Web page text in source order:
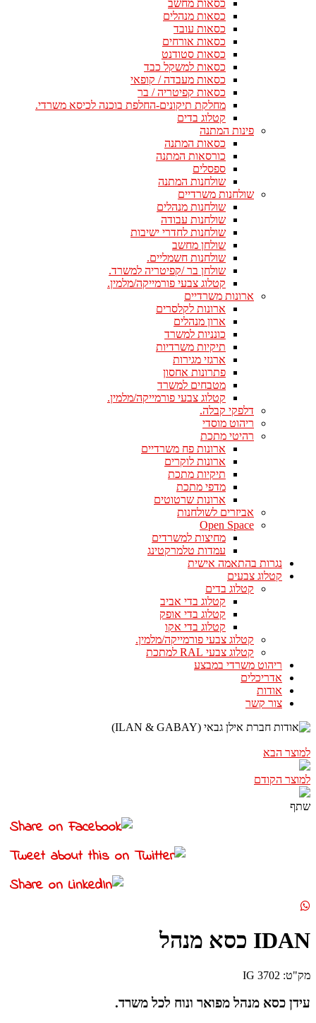
כסאות מחשב
כסאות מנהלים
כסאות עובד
כסאות אורחים
כסאות סטודנט
כסאות למשקל כבד
כסאות מעבדה / קופאי
כסאות קפיטריה / בר
מחלקת תיקונים-החלפת בוכנה לכיסא משרדי.
קטלוג בדים
פינות המתנה
כסאות המתנה
כורסאות המתנה
ספסלים
שולחנות המתנה
שולחנות משרדיים
שולחנות מנהלים
שולחנות עבודה
שולחנות לחדרי ישיבות
שולחן מחשב
שולחנות חשמליים.
שולחן בר /קפיטריה למשרד.
קטלוג צבעי פורמייקה/מלמין.
ארונות משרדיים
ארונות לקלסרים
ארון מנהלים
כונניות למשרד
תיקיות משרדיות
ארגזי מגירות
פתרונות אחסון
מטבחים למשרד
קטלוג צבעי פורמייקה/מלמין.
דלפקי קבלה.
ריהוט מוסדי
רהיטי מתכת
ארונות פח משרדיים
ארונות לוקרים
תיקיות מתכת
מדפי מתכת
ארונות שרטוטים
אביזרים לשולחנות
Open Space
מחיצות למשרדים
עמדות טלמרקטינג
נגרות בהתאמה אישית
קטלוג צבעים
קטלוג בדים
קטלוג בדי אביב
קטלוג בדי אופק
קטלוג בדי אקו
קטלוג צבעי פורמייקה/מלמין.
קטלוג צבעי RAL למתכת
ריהוט משרדי במבצע
אדריכלים
אודות
צור קשר
למוצר הבא
למוצר הקודם
שתף
IDAN כסא מנהל
מק"ט: IG 3702
עידן כסא מנהל מפואר ונוח לכל משרד.